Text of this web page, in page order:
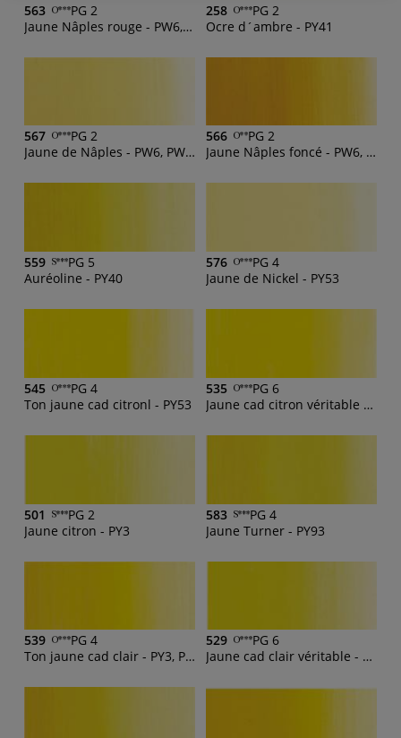
563
PG 2
Jaune Nâples rouge - PW6, PW4, PY83, PO73
258
PG 2
Ocre d´ambre - PY41
567
PG 2
Jaune de Nâples - PW6, PW4, PY3, PY74
566
PG 2
Jaune Nâples foncé - PW6, PY42, PR101
559
PG 5
Auréoline - PY40
576
PG 4
Jaune de Nickel - PY53
545
PG 4
Ton jaune cad citronl - PY53
535
PG 6
Jaune cad citron véritable - PY35
501
PG 2
Jaune citron - PY3
583
PG 4
Jaune Turner - PY93
539
PG 4
Ton jaune cad clair - PY3, PY154
529
PG 6
Jaune cad clair véritable - PY35